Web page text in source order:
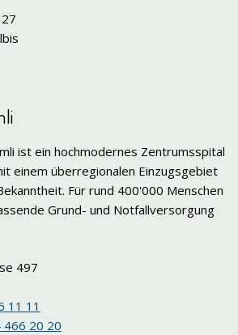
ist ein hochmodernes Zentrumsspital
einem überregionalen Einzugsgebiet
Für rund 400'000 Menschen
Grund- und Notfallversorgung
497
11 11
466 20 20